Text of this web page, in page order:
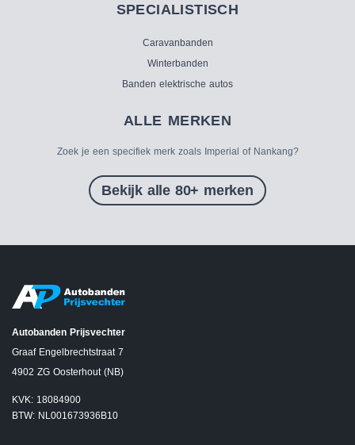
SPECIALISTISCH
Caravanbanden
Winterbanden
Banden elektrische autos
ALLE MERKEN
Zoek je een specifiek merk zoals Imperial of Nankang?
Bekijk alle 80+ merken
Autobanden Prijsvechter
Graaf Engelbrechtstraat 7
4902 ZG Oosterhout (NB)
KVK: 18084900
BTW: NL001673936B10